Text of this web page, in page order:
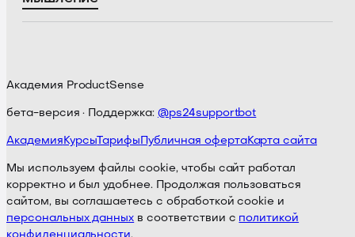
Академия ProductSense
бета-версия · Поддержка: @ps24supportbot
Академия КурсыТарифы Публичная офертаКарта сайта
Мы используем файлы cookie, чтобы сайт работал
корректно и был удобнее. Продолжая пользоваться
сайтом, вы соглашаетесь с обработкой cookie и
персональных данных в соответствии с политикой
конфиденциальности.